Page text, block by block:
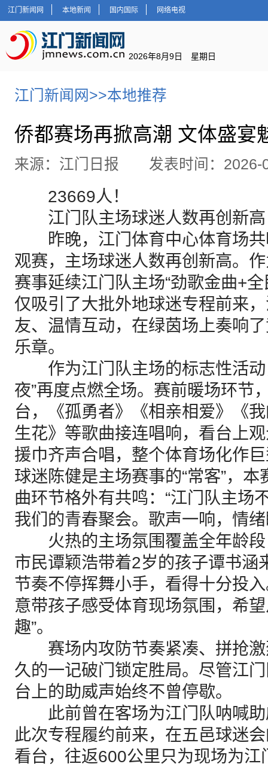
江门新闻网 本地新闻 国内国际 网络电视
2026年8月9日 星期日
江门新闻网 >>本地推荐
侨都赛场再掀高潮 文体盛宴
来源：江门日报 发表时间：
23669人！
江门队主场球迷人数再创新高
昨晚，江门体育中心体育场共
观赛，主场球迷人数再创新高。
赛事延续江门队主场“劲歌金曲+
仅吸引了大批外地球迷专程前来
友、温情互动，在绿茵场上奏响
乐章。
作为江门队主场的标志性活动
夜”再度点燃全场。赛前暖场环节
台，《孤勇者》《相亲相爱》《
生花》等歌曲接连唱响，看台上
援巾齐声合唱，整个体育场化作
球迷陈健是主场赛事的“常客”，
曲环节格外有共鸣：“江门队主场
我们的青春聚会。歌声一响，情
火热的主场氛围覆盖全年龄段
市民谭颖浩带着2岁的孩子谭书涵
节奏不停挥舞小手，看得十分投
意带孩子感受体育现场氛围，希
趣”。
赛场内攻防节奏紧凑、拼抢激
久的一记破门锁定胜局。尽管江
台上的助威声始终不曾停歇。
此前曾在客场为江门队呐喊助
此次专程履约前来，在五邑球迷
看台，往返600公里只为现场为